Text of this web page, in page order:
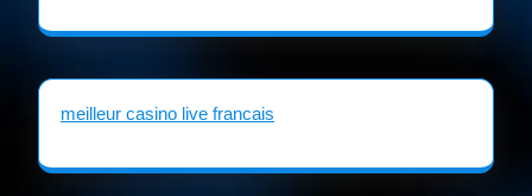
meilleur casino live francais